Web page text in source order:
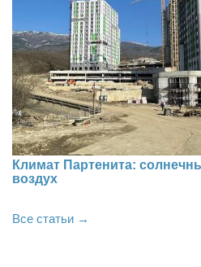
Климат Партенита:
воздух
Все статьи →